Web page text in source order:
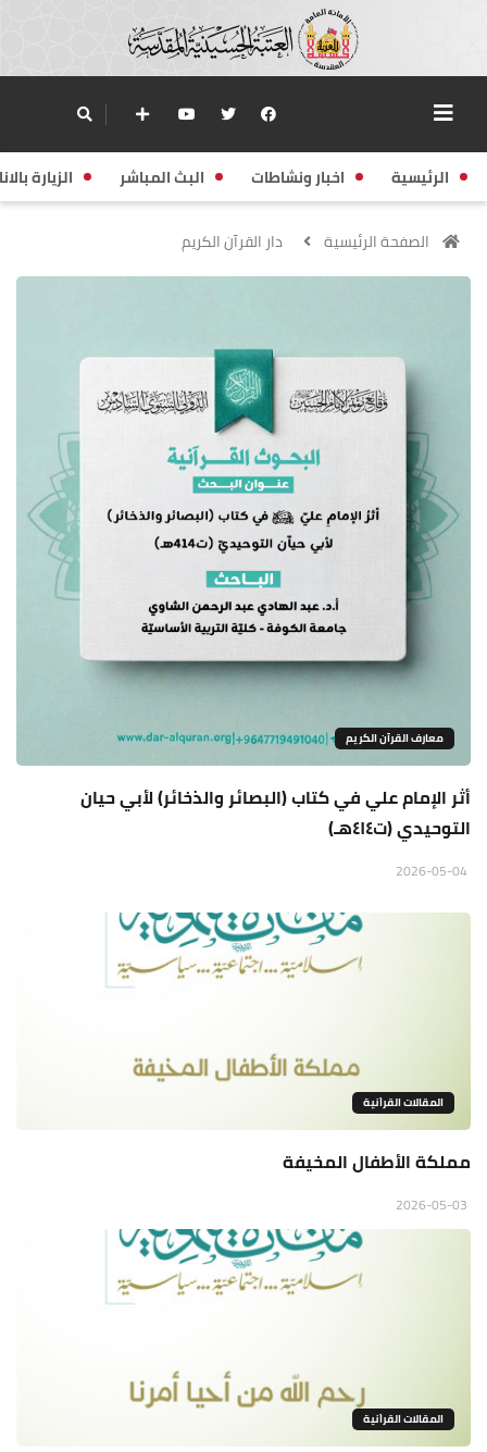
الرئيسية اخبار ونشاطات البث المباشر الزيارة
الصفحة الرئيسية دار القرآن الكريم
معارف القرآن الكريم
أثر الإمام علي في كتاب (البصائر والذخائر) لأبي حيان
التوحيدي (ت٤١٤هـ)
المقالات القراَنية
مملكة الأطفال المخيفة
المقالات القراَنية